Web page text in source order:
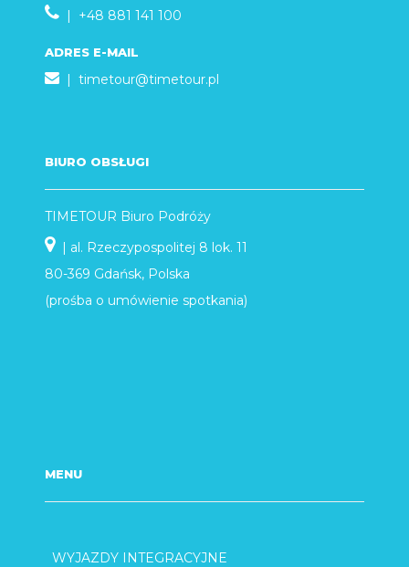
| +48 881 141 100
ADRES E-MAIL
| timetour@timetour.pl
BIURO OBSŁUGI
TIMETOUR Biuro Podróży
| al. Rzeczypospolitej 8 lok. 11
80-369 Gdańsk, Polska
(prośba o umówienie spotkania)
MENU
WYJAZDY INTEGRACYJNE